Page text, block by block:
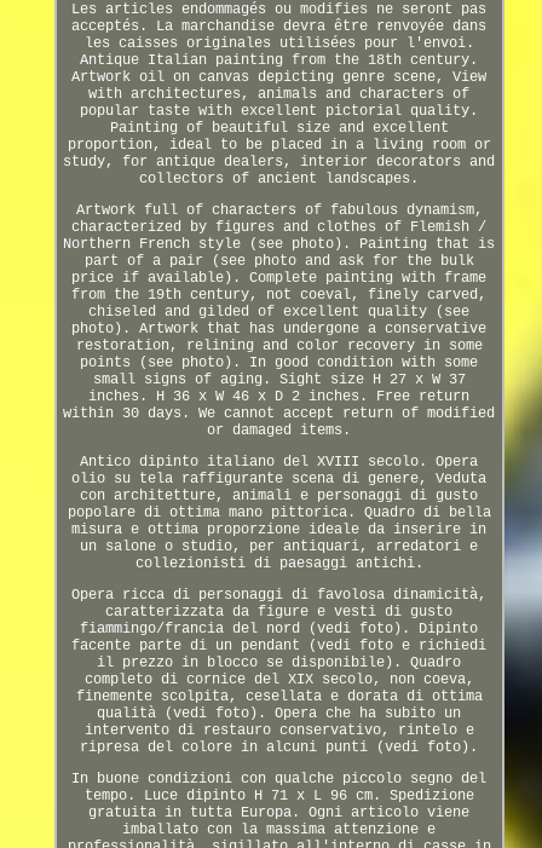
Les articles endommagés ou modifies ne seront pas
acceptés. La marchandise devra être renvoyée dans
les caisses originales utilisées pour l'envoi.
Antique Italian painting from the 18th century.
Artwork oil on canvas depicting genre scene, View
with architectures, animals and characters of
popular taste with excellent pictorial quality.
Painting of beautiful size and excellent
proportion, ideal to be placed in a living room or
study, for antique dealers, interior decorators and
collectors of ancient landscapes.
Artwork full of characters of fabulous dynamism,
characterized by figures and clothes of Flemish /
Northern French style (see photo). Painting that is
part of a pair (see photo and ask for the bulk
price if available). Complete painting with frame
from the 19th century, not coeval, finely carved,
chiseled and gilded of excellent quality (see
photo). Artwork that has undergone a conservative
restoration, relining and color recovery in some
points (see photo). In good condition with some
small signs of aging. Sight size H 27 x W 37
inches. H 36 x W 46 x D 2 inches. Free return
within 30 days. We cannot accept return of modified
or damaged items.
Antico dipinto italiano del XVIII secolo. Opera
olio su tela raffigurante scena di genere, Veduta
con architetture, animali e personaggi di gusto
popolare di ottima mano pittorica. Quadro di bella
misura e ottima proporzione ideale da inserire in
un salone o studio, per antiquari, arredatori e
collezionisti di paesaggi antichi.
Opera ricca di personaggi di favolosa dinamicità,
caratterizzata da figure e vesti di gusto
fiammingo/francia del nord (vedi foto). Dipinto
facente parte di un pendant (vedi foto e richiedi
il prezzo in blocco se disponibile). Quadro
completo di cornice del XIX secolo, non coeva,
finemente scolpita, cesellata e dorata di ottima
qualità (vedi foto). Opera che ha subito un
intervento di restauro conservativo, rintelo e
ripresa del colore in alcuni punti (vedi foto).
In buone condizioni con qualche piccolo segno del
tempo. Luce dipinto H 71 x L 96 cm. Spedizione
gratuita in tutta Europa. Ogni articolo viene
imballato con la massima attenzione e